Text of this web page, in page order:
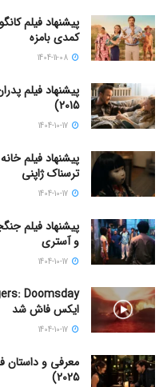
کمدی بامزه
2015)
ترسناک ژاپنی
و آستری
ایکس فاش شد
2025)